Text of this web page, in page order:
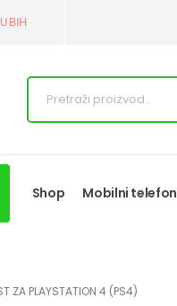
BIH
Shop Mobilni
ZA PLAYSTATION 4 (PS4)